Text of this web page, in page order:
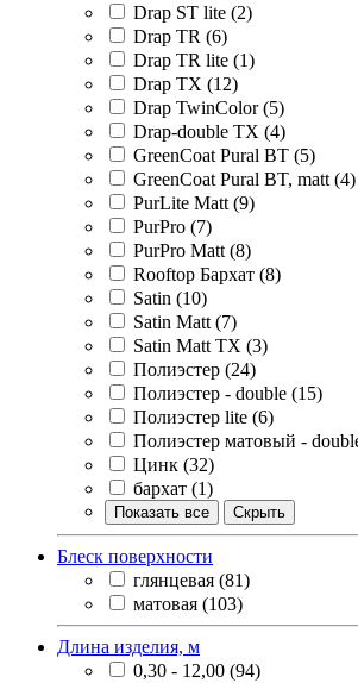
Drap ST lite (2)
Drap TR (6)
Drap TR lite (1)
Drap TX (12)
Drap TwinColor (5)
Drap-double TX (4)
GreenCoat Pural BT (5)
GreenCoat Pural BT, matt (4)
PurLite Matt (9)
PurPro (7)
PurPro Matt (8)
Rooftop Бархат (8)
Satin (10)
Satin Matt (7)
Satin Matt TX (3)
Полиэстер (24)
Полиэстер - double (15)
Полиэстер lite (6)
Полиэстер матовый -
Цинк (32)
бархат (1)
Показать все Скрыть
Блеск поверхности
глянцевая (81)
матовая (103)
Длина изделия, м
0,30 - 12,00 (94)